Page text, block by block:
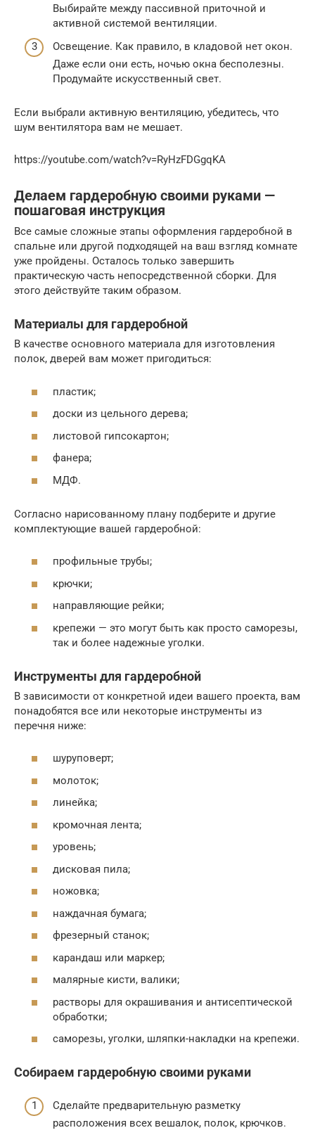
Выбирайте между пассивной приточной и
активной системой вентиляции.
Освещение. Как правило, в кладовой нет окон.
Даже если они есть, ночью окна бесполезны.
Продумайте искусственный свет.
Если выбрали активную вентиляцию, убедитесь, что
шум вентилятора вам не мешает.
https://youtube.com/watch?v=RyHzFDGgqKA
Делаем гардеробную своими руками —
пошаговая инструкция
Все самые сложные этапы оформления гардеробной в
спальне или другой подходящей на ваш взгляд комнате
уже пройдены. Осталось только завершить
практическую часть непосредственной сборки. Для
этого действуйте таким образом.
Материалы для гардеробной
В качестве основного материала для изготовления
полок, дверей вам может пригодиться:
пластик;
доски из цельного дерева;
листовой гипсокартон;
фанера;
МДФ.
Согласно нарисованному плану подберите и другие
комплектующие вашей гардеробной:
профильные трубы;
крючки;
направляющие рейки;
крепежи — это могут быть как просто саморезы,
так и более надежные уголки.
Инструменты для гардеробной
В зависимости от конкретной идеи вашего проекта, вам
понадобятся все или некоторые инструменты из
перечня ниже:
шуруповерт;
молоток;
линейка;
кромочная лента;
уровень;
дисковая пила;
ножовка;
наждачная бумага;
фрезерный станок;
карандаш или маркер;
малярные кисти, валики;
растворы для окрашивания и антисептической
обработки;
саморезы, уголки, шляпки-накладки на крепежи.
Собираем гардеробную своими руками
Сделайте предварительную разметку
расположения всех вешалок, полок, крючков.